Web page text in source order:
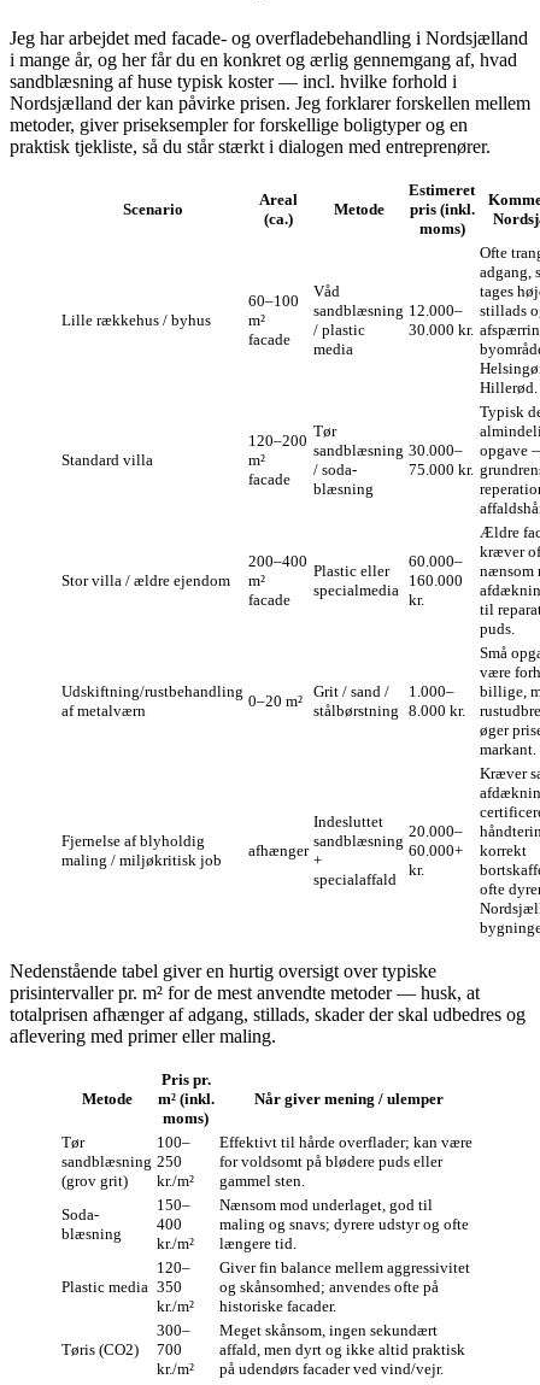
Jeg har arbejdet med facade- og overfladebehandling i Nordsjælland
i mange år, og her får du en konkret og ærlig gennemgang af, hvad
sandblæsning af huse typisk koster — incl. hvilke forhold i
Nordsjælland der kan påvirke prisen. Jeg forklarer forskellen mellem
metoder, giver priseksempler for forskellige boligtyper og en
praktisk tjekliste, så du står stærkt i dialogen med entreprenører.
Scenario
Areal
(ca.)
Metode
Estimeret
pris (inkl.
moms)
Lille rækkehus / byhus
60–100
m²
facade
Våd
sandblæsning
/ plastic
media
12.000–
30.000 kr.
Ofte
adgang,
tages
stillads
Hillerød.
Standard villa
120–200
m²
facade
Tør
sandblæsning
/ soda-
blæsning
30.000–
75.000 kr.
Typisk
opgave
Stor villa / ældre ejendom
200–400
m²
facade
Plastic eller
specialmedia
60.000–
160.000
kr.
Ældre
kræver
nænsom
til
puds.
Udskiftning/rustbehandling
af metalværn
0–20 m²
Grit / sand /
stålbørstning
1.000–
8.000 kr.
Små
være
billige,
øger
markant.
Fjernelse af blyholdig
maling / miljøkritisk job
afhænger
Indesluttet
sandblæsning
+
specialaffald
20.000–
60.000+
kr.
Kræver
korrekt
ofte
Nedenstående tabel giver en hurtig oversigt over typiske
prisintervaller pr. m² for de mest anvendte metoder — husk, at
totalprisen afhænger af adgang, stillads, skader der skal udbedres og
aflevering med primer eller maling.
Metode
Pris pr.
m² (inkl.
moms)
Når giver mening / ulemper
Tør
sandblæsning
(grov grit)
100–
250
kr./m²
Effektivt til hårde overflader; kan være
for voldsomt på blødere puds eller
gammel sten.
Soda-
blæsning
150–
400
kr./m²
Nænsom mod underlaget, god til
maling og snavs; dyrere udstyr og ofte
længere tid.
Plastic media
120–
350
kr./m²
Giver fin balance mellem aggressivitet
og skånsomhed; anvendes ofte på
historiske facader.
Tøris (CO2)
300–
700
kr./m²
Meget skånsom, ingen sekundært
affald, men dyrt og ikke altid praktisk
på udendørs facader ved vind/vejr.